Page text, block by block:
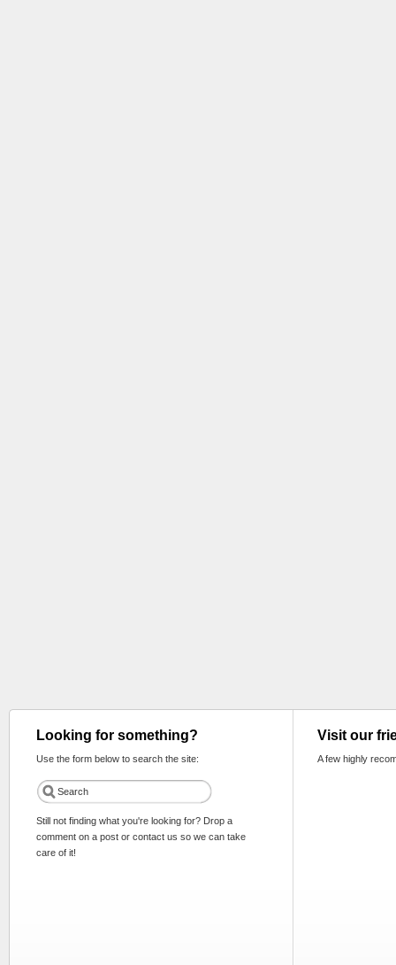
Looking for something?
Use the form below to search the site:
Still not finding what you're looking for? Drop a
comment on a post or contact us so we can take
care of it!
Visit our
A few highly